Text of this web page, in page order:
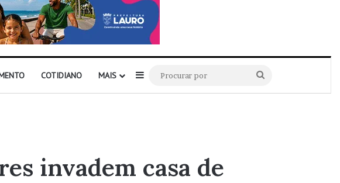
COTIDIANO MAIS Barra Lateral
por
invadem casa de